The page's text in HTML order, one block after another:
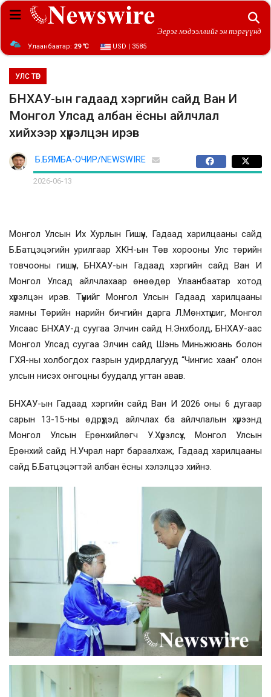
Эерэг мэдээллийг эн тэргүүнд
Улаанбаатар: 29 ℃ USD | 3585
УЛС ТӨР
БНХАУ-ын гадаад хэргийн сайд Ван И
Монгол Улсад албан ёсны айлчлал
хийхээр хүрэлцэн ирэв
Б.БЯМБА-ОЧИР/NEWSWIRE
2026-06-13
Монгол Улсын Их Хурлын Гишүүн, Гадаад харилцааны сайд
Б.Батцэцэгийн урилгаар ХКН-ын Төв хорооны Улс төрийн
товчооны гишүүн, БНХАУ-ын Гадаад хэргийн сайд Ван И
Монгол Улсад айлчлахаар өнөөдөр Улаанбаатар хотод
хүрэлцэн ирэв. Түүнийг Монгол Улсын Гадаад харилцааны
яамны Төрийн нарийн бичгийн дарга Л.Мөнхтүшиг, Монгол
Улсаас БНХАУ-д суугаа Элчин сайд Н.Энхболд, БНХАУ-аас
Монгол Улсад суугаа Элчин сайд Шэнь Миньжюань болон
ГХЯ-ны холбогдох газрын удирдлагууд “Чингис хаан” олон
улсын нисэх онгоцны буудалд угтан авав.
БНХАУ-ын Гадаад хэргийн сайд Ван И 2026 оны 6 дугаар
сарын 13-15-ны өдрүүдэд айлчлах ба айлчлалын хүрээнд
Монгол Улсын Ерөнхийлөгч У.Хүрэлсүх, Монгол Улсын
Ерөнхий сайд Н.Учрал нарт бараалхаж, Гадаад харилцааны
сайд Б.Батцэцэгтэй албан ёсны хэлэлцээ хийнэ.